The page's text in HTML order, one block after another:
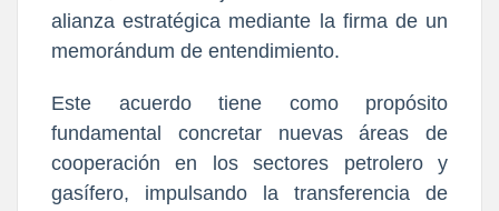
alianza estratégica mediante la firma de un
memorándum de entendimiento.
Este acuerdo tiene como propósito
fundamental concretar nuevas áreas de
cooperación en los sectores petrolero y
gasífero, impulsando la transferencia de